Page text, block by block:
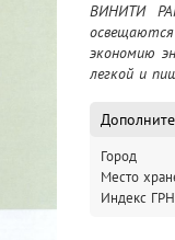
ВИНИТИ
экономию
легкой и
Город
Место
Индекс